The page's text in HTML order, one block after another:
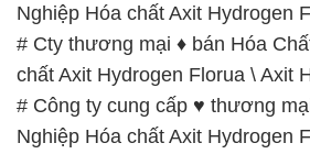
Nghiệp Hóa chất Axit Hydrogen
# Cty thương mại ♦ bán Hóa
chất Axit Hydrogen Florua \ Axit
# Công ty cung cấp ♥ thương
Nghiệp Hóa chất Axit Hydrogen